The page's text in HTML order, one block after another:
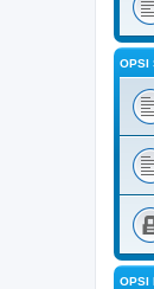
OPSI
OPSI